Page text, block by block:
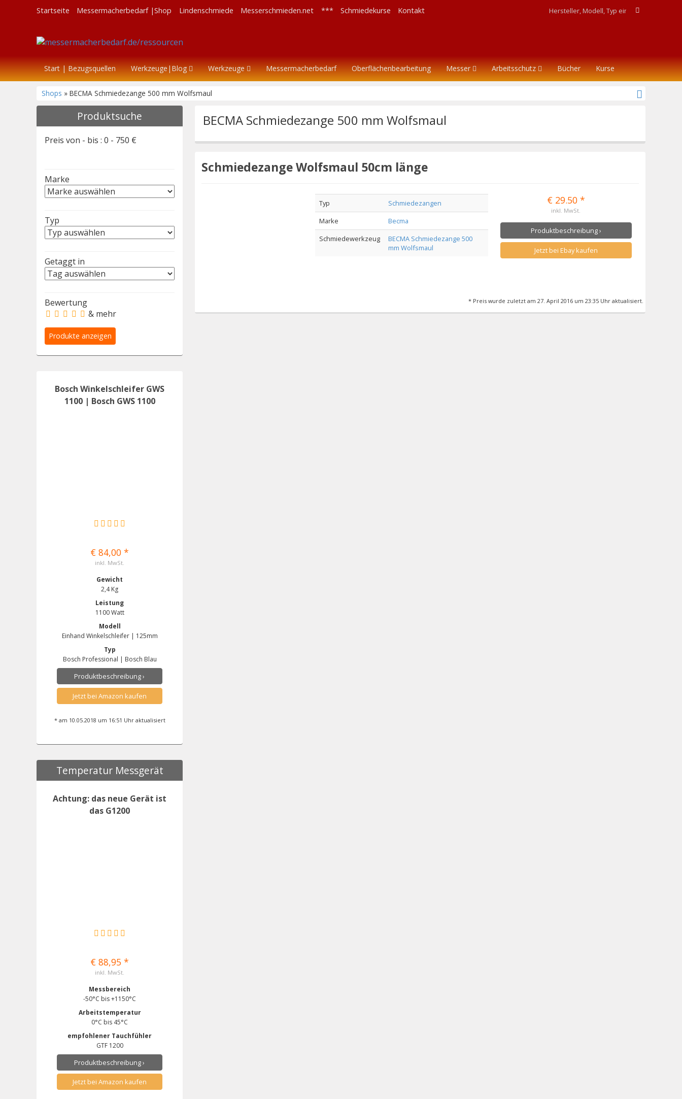
Startseite Messermacherbedarf |Shop Lindenschmiede Messerschmieden.net *** Schmiedekurse Kontakt
Start | Bezugsquellen Werkzeuge|Blog Werkzeuge Messermacherbedarf Oberflächenbearbeitung Messer Arbeitsschutz Bücher Kurse
Shops » BECMA Schmiedezange 500 mm Wolfsmaul
Produktsuche
Preis von - bis : 0 - 750 €
Marke
Typ
Getaggt in
Bewertung
& mehr
Bosch Winkelschleifer GWS
1100 | Bosch GWS 1100
€ 84,00 *
inkl. MwSt.
Gewicht
2,4 Kg
Leistung
1100 Watt
Modell
Einhand Winkelschleifer | 125mm
Typ
Bosch Professional | Bosch Blau
Produktbeschreibung ›
Jetzt bei Amazon kaufen
* am 10.05.2018 um 16:51 Uhr aktualisiert
Temperatur Messgerät
Achtung: das neue Gerät ist
das G1200
€ 88,95 *
inkl. MwSt.
Messbereich
-50°C bis +1150°C
Arbeitstemperatur
0°C bis 45°C
empfohlener Tauchfühler
GTF 1200
Produktbeschreibung ›
Jetzt bei Amazon kaufen
BECMA Schmiedezange 500 mm Wolfsmaul
Schmiedezange Wolfsmaul 50cm länge
Typ
Schmiedezangen
Marke
Becma
Schmiedewerkzeug
BECMA Schmiedezange 500
mm Wolfsmaul
€ 29.50 *
inkl. MwSt.
Produktbeschreibung ›
Jetzt bei Ebay kaufen
* Preis wurde zuletzt am 27. April 2016 um 23:35 Uhr aktualisiert.